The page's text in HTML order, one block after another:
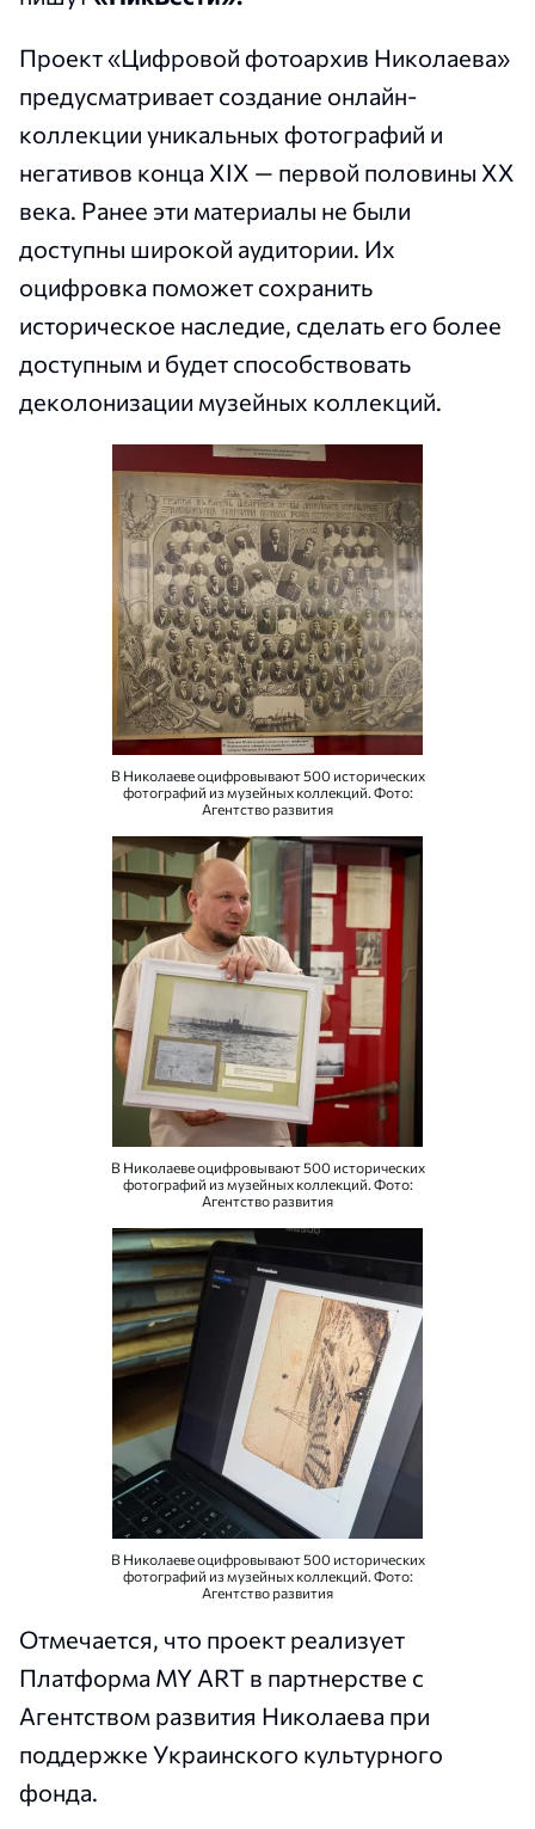
Проект «Цифровой фотоархив Николаева»
предусматривает создание онлайн-
коллекции уникальных фотографий и
негативов конца XIX — первой половины XX
века. Ранее эти материалы не были
доступны широкой аудитории. Их
оцифровка поможет сохранить
историческое наследие, сделать его более
доступным и будет способствовать
деколонизации музейных коллекций.
В Николаеве оцифровывают 500 исторических
фотографий из музейных коллекций. Фото:
Агентство развития
В Николаеве оцифровывают 500 исторических
фотографий из музейных коллекций. Фото:
Агентство развития
В Николаеве оцифровывают 500 исторических
фотографий из музейных коллекций. Фото:
Агентство развития
Отмечается, что проект реализует
Платформа MY ART в партнерстве с
Агентством развития Николаева при
поддержке Украинского культурного
фонда.